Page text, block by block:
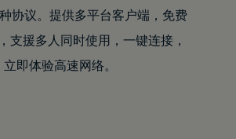
协议。提供多平台客户端，免费
支援多人同时使用，一键连接，
立即体验高速网络。